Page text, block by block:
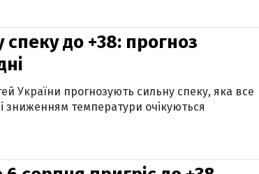
спеку до +38: прогноз
України прогнозують сильну спеку, яка все
зниженням температури очікуються